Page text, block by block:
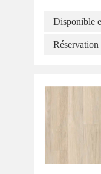
Disponible
Réservation